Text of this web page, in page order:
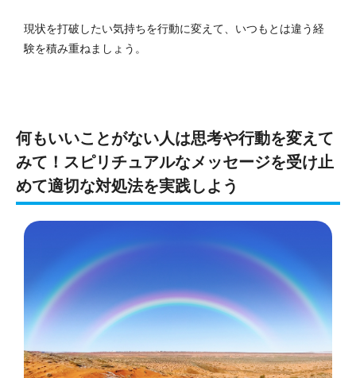
現状を打破したい気持ちを行動に変えて、いつもとは違う経
験を積み重ねましょう。
何もいいことがない人は思考や行動を変えて
みて！スピリチュアルなメッセージを受け止
めて適切な対処法を実践しよう